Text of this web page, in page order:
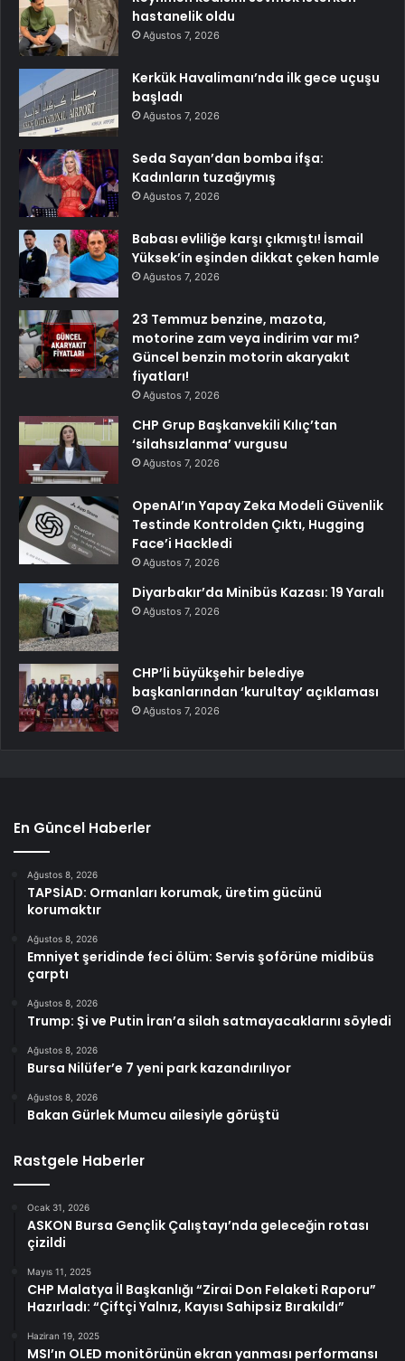
hastanelik oldu
Ağustos 7, 2026
Kerkük Havalimanı’nda ilk gece uçuşu
başladı
Ağustos 7, 2026
Seda Sayan’dan bomba ifşa:
Kadınların tuzağıymış
Ağustos 7, 2026
Babası evliliğe karşı çıkmıştı! İsmail
Yüksek’in eşinden dikkat çeken hamle
Ağustos 7, 2026
23 Temmuz benzine, mazota,
motorine zam veya indirim var mı?
Güncel benzin motorin akaryakıt
fiyatları!
Ağustos 7, 2026
CHP Grup Başkanvekili Kılıç’tan
‘silahsızlanma’ vurgusu
Ağustos 7, 2026
OpenAI’ın Yapay Zeka Modeli Güvenlik
Testinde Kontrolden Çıktı, Hugging
Face’i Hackledi
Ağustos 7, 2026
Diyarbakır’da Minibüs Kazası: 19 Yaralı
Ağustos 7, 2026
CHP’li büyükşehir belediye
başkanlarından ‘kurultay’ açıklaması
Ağustos 7, 2026
En Güncel Haberler
Ağustos 8, 2026
TAPSİAD: Ormanları korumak, üretim gücünü
korumaktır
Ağustos 8, 2026
Emniyet şeridinde feci ölüm: Servis şoförüne midibüs
çarptı
Ağustos 8, 2026
Trump: Şi ve Putin İran’a silah satmayacaklarını söyledi
Ağustos 8, 2026
Bursa Nilüfer’e 7 yeni park kazandırılıyor
Ağustos 8, 2026
Bakan Gürlek Mumcu ailesiyle görüştü
Rastgele Haberler
Ocak 31, 2026
ASKON Bursa Gençlik Çalıştayı’nda geleceğin rotası
çizildi
Mayıs 11, 2025
CHP Malatya İl Başkanlığı “Zirai Don Felaketi Raporu”
Hazırladı: “Çiftçi Yalnız, Kayısı Sahipsiz Bırakıldı”
Haziran 19, 2025
MSI’ın OLED monitörünün ekran yanması performansı